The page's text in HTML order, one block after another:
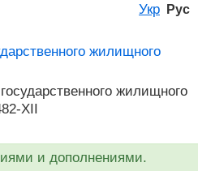
Укр Рус
жилищного
жилищного
XII
и дополнениями.